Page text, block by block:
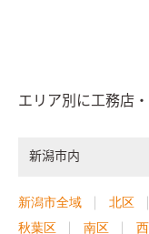
エリア別に工務店
新潟市内
新潟市全域 北区
秋葉区
南区